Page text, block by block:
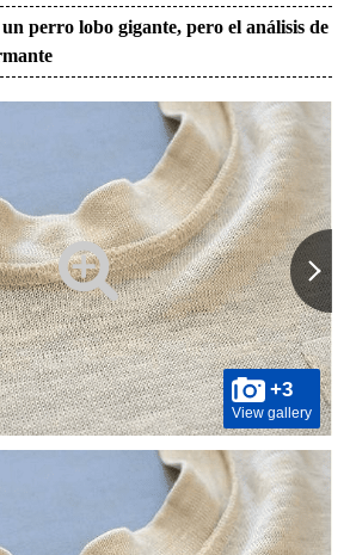
perro lobo gigante, pero el análisis de
+3
View gallery